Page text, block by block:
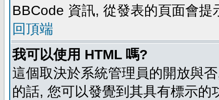
BBCode 資訊, 從發表的頁面會提
回頂端
我可以使用 HTML 嗎?
這個取決於系統管理員的開放與
的話, 您可以發覺到其具有標示